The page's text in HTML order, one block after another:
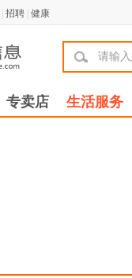
招聘 健康
专卖店 生活服务